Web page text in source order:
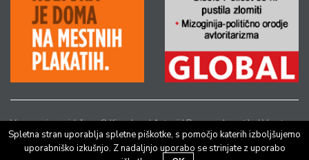
Vse pravice pridržane © Kinodvor |Avtorji|Pravno obvestilo|Varstvo
osebnih podatkov
Spletna stran uporablja spletne piškotke, s pomočjo katerih izboljšujemo
uporabniško izkušnjo. Z nadaljnjo uporabo se strinjate z uporabo